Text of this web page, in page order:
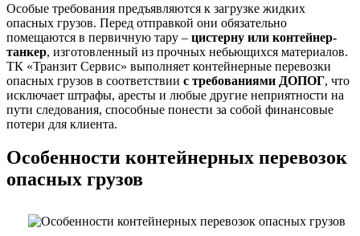
Особые требования предъявляются к загрузке жидких
опасных грузов. Перед отправкой они обязательно
помещаются в первичную тару – цистерну или контейнер-
танкер, изготовленный из прочных небьющихся материалов.
ТК «Транзит Сервис» выполняет контейнерные перевозки
опасных грузов в соответствии с требованиями ДОПОГ, что
исключает штрафы, аресты и любые другие неприятности на
пути следования, способные понести за собой финансовые
потери для клиента.
Особенности контейнерных перевозок
опасных грузов